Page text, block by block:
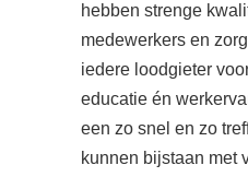
hebben strenge
medewerkers en
iedere loodgieter
educatie én
een zo snel en zo
kunnen bijstaan met